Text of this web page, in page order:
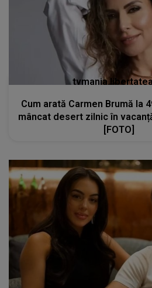
Cum arată Carmen Brumă la
mâncat desert zilnic în
[FOTO]